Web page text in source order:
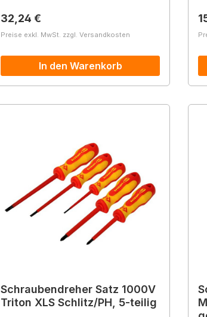
Regulärer Preis:
32,24 €
Preise exkl. MwSt. zzgl. Versandkosten
In den Warenkorb
Schraubendreher Satz 1000V
Triton XLS Schlitz/PH, 5-teilig